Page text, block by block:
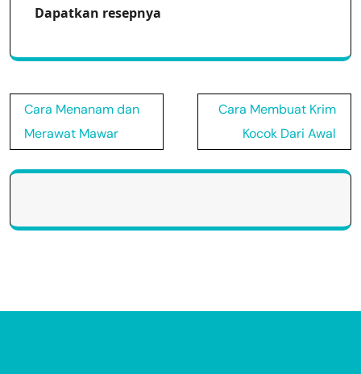
Dapatkan resepnya
Post
navigation
Cara Menanam dan
Merawat Mawar
Cara Membuat Krim
Kocok Dari Awal